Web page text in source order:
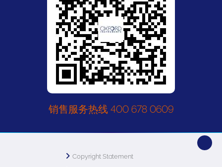
销售服务热线 400 678 0609
Copyright Statement